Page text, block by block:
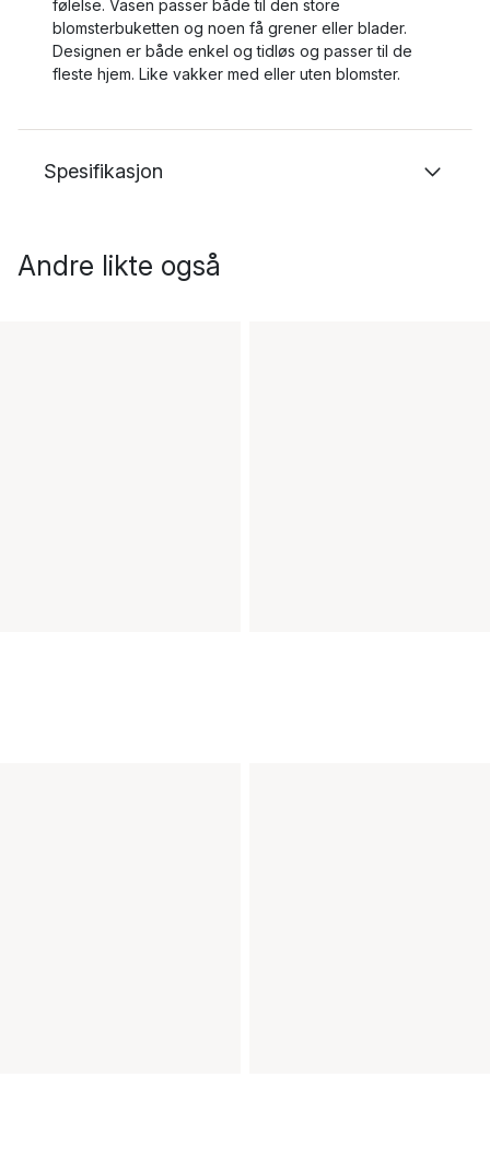
følelse. Vasen passer både til den store
blomsterbuketten og noen få grener eller blader.
Designen er både enkel og tidløs og passer til de
fleste hjem. Like vakker med eller uten blomster.
Spesifikasjon
Andre likte også